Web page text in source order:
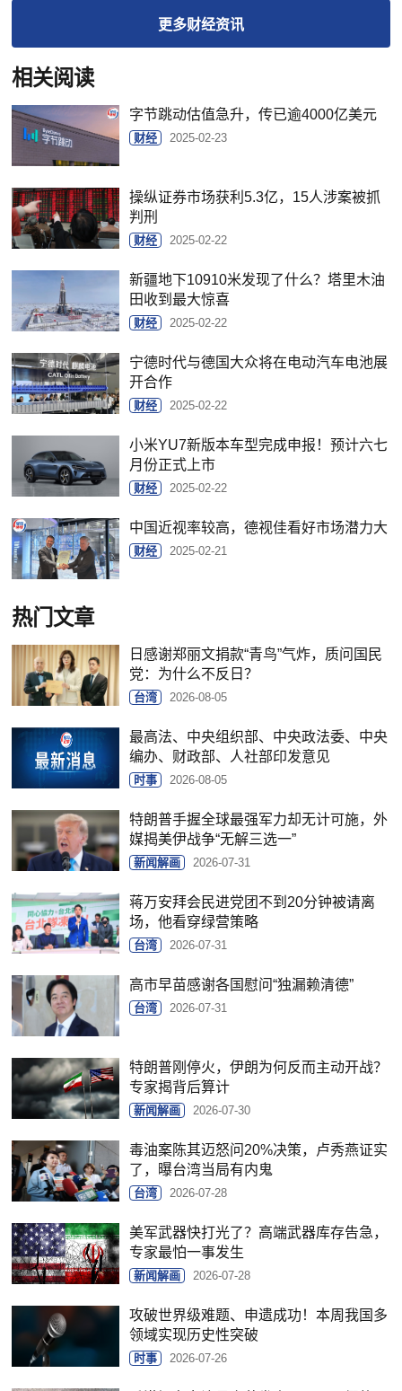
更多财经资讯
相关阅读
字节跳动估值急升，传已逾4000亿美元
财经 2025-02-23
操纵证券市场获利5.3亿，15人涉案被抓
判刑
财经 2025-02-22
新疆地下10910米发现了什么？塔里木油
田收到最大惊喜
财经 2025-02-22
宁德时代与德国大众将在电动汽车电池展
开合作
财经 2025-02-22
小米YU7新版本车型完成申报！预计六七
月份正式上市
财经 2025-02-22
中国近视率较高，德视佳看好市场潜力大
财经 2025-02-21
热门文章
日感谢郑丽文捐款“青鸟”气炸，质问国民
党：为什么不反日？
台湾 2026-08-05
最高法、中央组织部、中央政法委、中央
编办、财政部、人社部印发意见
时事 2026-08-05
特朗普手握全球最强军力却无计可施，外
媒揭美伊战争“无解三选一”
新闻解画 2026-07-31
蒋万安拜会民进党团不到20分钟被请离
场，他看穿绿营策略
台湾 2026-07-31
高市早苗感谢各国慰问“独漏赖清德”
台湾 2026-07-31
特朗普刚停火，伊朗为何反而主动开战？
专家揭背后算计
新闻解画 2026-07-30
毒油案陈其迈怒问20%决策，卢秀燕证实
了，曝台湾当局有内鬼
台湾 2026-07-28
美军武器快打光了？高端武器库存告急，
专家最怕一事发生
新闻解画 2026-07-28
攻破世界级难题、申遗成功！本周我国多
领域实现历史性突破
时事 2026-07-26